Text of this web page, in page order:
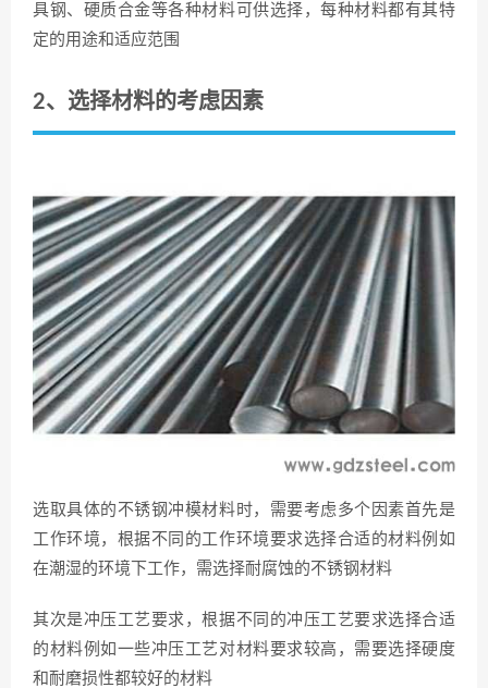
具钢、硬质合金等各种材料可供选择，每种材料都有其特
定的用途和适应范围
2、选择材料的考虑因素
选取具体的不锈钢冲模材料时，需要考虑多个因素首先是
工作环境，根据不同的工作环境要求选择合适的材料例如
在潮湿的环境下工作，需选择耐腐蚀的不锈钢材料
其次是冲压工艺要求，根据不同的冲压工艺要求选择合适
的材料例如一些冲压工艺对材料要求较高，需要选择硬度
和耐磨损性都较好的材料